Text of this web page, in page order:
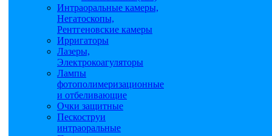
Интраоральные камеры,
Негатоскопы,
Рентгеновские камеры
Ирригаторы
Лазеры,
Электрокоагуляторы
Лампы
фотополимеризационные
и отбеливающие
Очки защитные
Пескоструи
интраоральные